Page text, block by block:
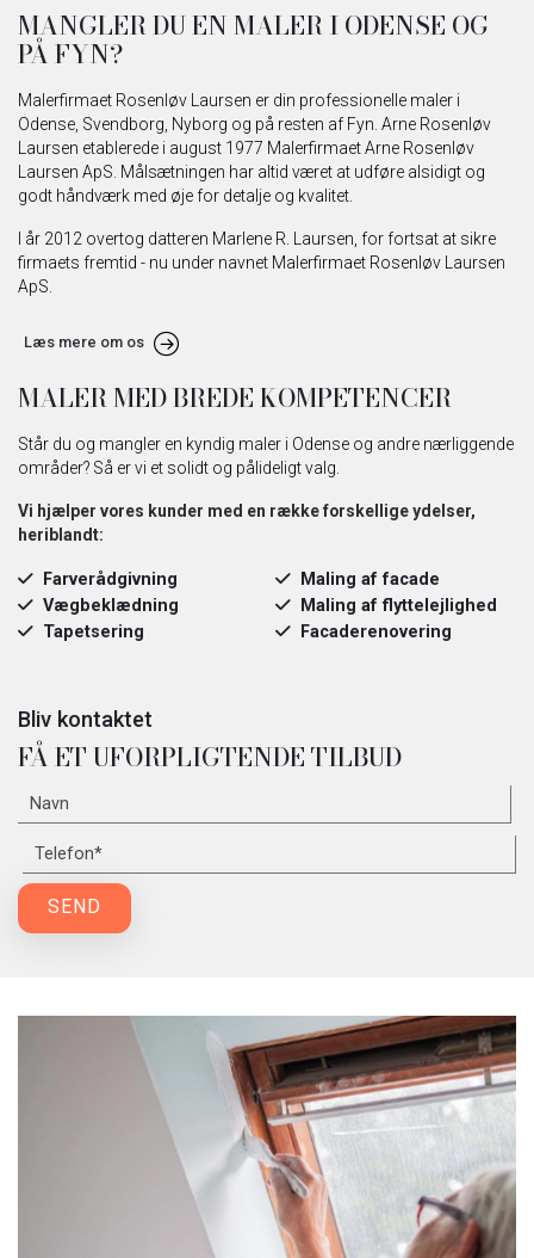
MANGLER DU EN MALER I ODENSE OG
PÅ FYN?
Malerfirmaet Rosenløv Laursen er din professionelle maler i
Odense, Svendborg, Nyborg og på resten af Fyn. Arne Rosenløv
Laursen etablerede i august 1977 Malerfirmaet Arne Rosenløv
Laursen ApS. Målsætningen har altid været at udføre alsidigt og
godt håndværk med øje for detalje og kvalitet.
I år 2012 overtog datteren Marlene R. Laursen, for fortsat at sikre
firmaets fremtid - nu under navnet Malerfirmaet Rosenløv Laursen
ApS.
Læs mere om os
MALER MED BREDE KOMPETENCER
Står du og mangler en kyndig maler i Odense og andre nærliggende
områder? Så er vi et solidt og pålideligt valg.
Vi hjælper vores kunder med en række forskellige ydelser,
heriblandt:
Farverådgivning
Vægbeklædning
Tapetsering
Maling af facade
Maling af flyttelejlighed
Facaderenovering
Bliv kontaktet
FÅ ET UFORPLIGTENDE TILBUD